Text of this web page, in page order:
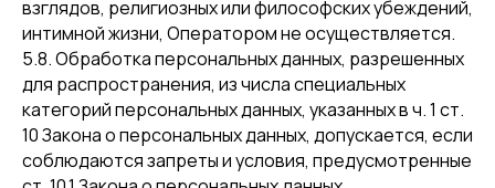
взглядов, религиозных или философских убеждений,
интимной жизни, Оператором не осуществляется.
5.8. Обработка персональных данных, разрешенных
для распространения, из числа специальных
категорий персональных данных, указанных в ч. 1 ст.
10 Закона о персональных данных, допускается, если
соблюдаются запреты и условия, предусмотренные